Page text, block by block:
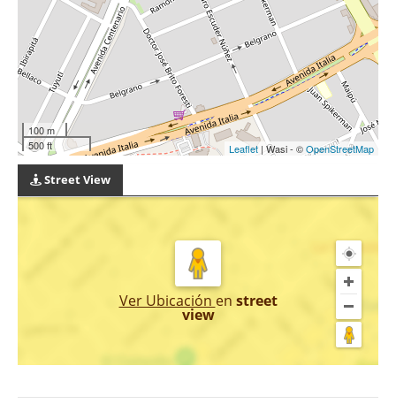
100 m
500 ft
Leaflet | Wasi - ©OpenStreetMap
Street View
Ver Ubicación en street
view